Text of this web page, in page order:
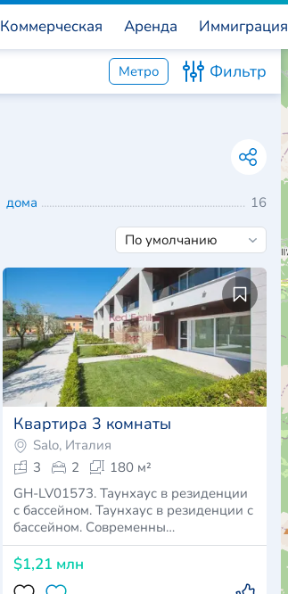
Коммерческая Аренда Иммиграция
Метро Фильтр
дома 16
Квартира 3 комнаты
Salo, Италия
3
2
180 м²
GH-LV01573. Таунхаус в резиденции
с бассейном. Таунхаус в резиденции с
бассейном. Современны…
$1,21 млн